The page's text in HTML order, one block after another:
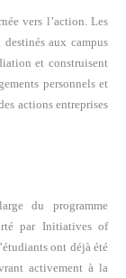
vers l’action. Les
aux campus
et construisent
personnels et
actions entreprises
du programme
par Initiatives of
ont déjà été
activement à la